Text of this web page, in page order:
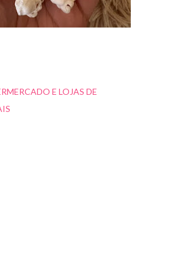
E LOJAS DE